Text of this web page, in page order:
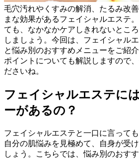
毛穴汚れやくすみの解消、たるみ改
まな効果があるフェイシャルエステ
ても、なかなかケアしきれないとこ
しましょう。今回は、フェイシャル
と悩み別のおすすめメニューをご紹
ポイントについても解説しますので
ださいね。
フェイシャルエステに
ーがあるの？
フェイシャルエステと一口に言って
自分の肌悩みを見極めて、自身が受
しょう。こちらでは、悩み別のおす